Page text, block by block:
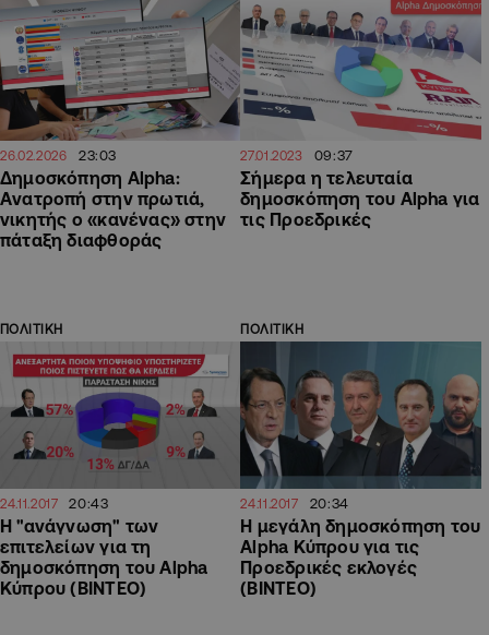
26.02.2026 23:03
Δημοσκόπηση Alpha:
Aνατροπή στην πρωτιά,
νικητής ο «κανένας» στην
πάταξη διαφθοράς
27.01.2023 09:37
Σήμερα η τελευταία
δημοσκόπηση του Alpha για
τις Προεδρικές
ΠΟΛΙΤΙΚΗ
24.11.2017 20:43
Η "ανάγνωση" των
επιτελείων για τη
δημοσκόπηση του Alpha
Κύπρου (ΒΙΝΤΕΟ)
ΠΟΛΙΤΙΚΗ
24.11.2017 20:34
Η μεγάλη δημοσκόπηση του
Alpha Kύπρου για τις
Προεδρικές εκλογές
(ΒΙΝΤΕΟ)